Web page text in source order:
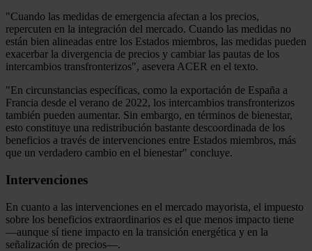
"Cuando las medidas de emergencia afectan a los precios,
repercuten en la integración del mercado. Cuando las medidas no
están bien alineadas entre los Estados miembros, las medidas pueden
exacerbar la divergencia de precios y cambiar las pautas de los
intercambios transfronterizos", asevera ACER en el texto.
"En circunstancias específicas, como la exportación de España a
Francia desde el verano de 2022, los intercambios transfronterizos
también pueden aumentar. Sin embargo, en términos de bienestar,
esto constituye una redistribución bastante descoordinada de los
beneficios a través de intervenciones entre Estados miembros, más
que un verdadero cambio en el bienestar" concluye.
Intervenciones
En cuanto a las intervenciones en el mercado mayorista, el impuesto
sobre los beneficios extraordinarios es el que menos impacto tiene
—aunque sí tiene impacto en la transición energética y en la
señalización de precios—.